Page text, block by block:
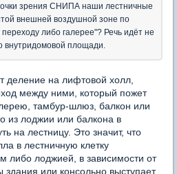
зрения СНИПА наши лестничные
внешней воздушной зоне по
либо галерее"? Речь идёт не
внутридомовой площади.
деление на лифтовой холл,
между ними, который пожет
тамбур-шлюз, балкон или
из лоджии или балкона в
на лестницу. Это значит, что
в лестничную клетку
либо лоджией, в зависимости от
здания или консольно выступает